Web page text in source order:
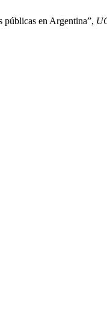
públicas en Argentina”,